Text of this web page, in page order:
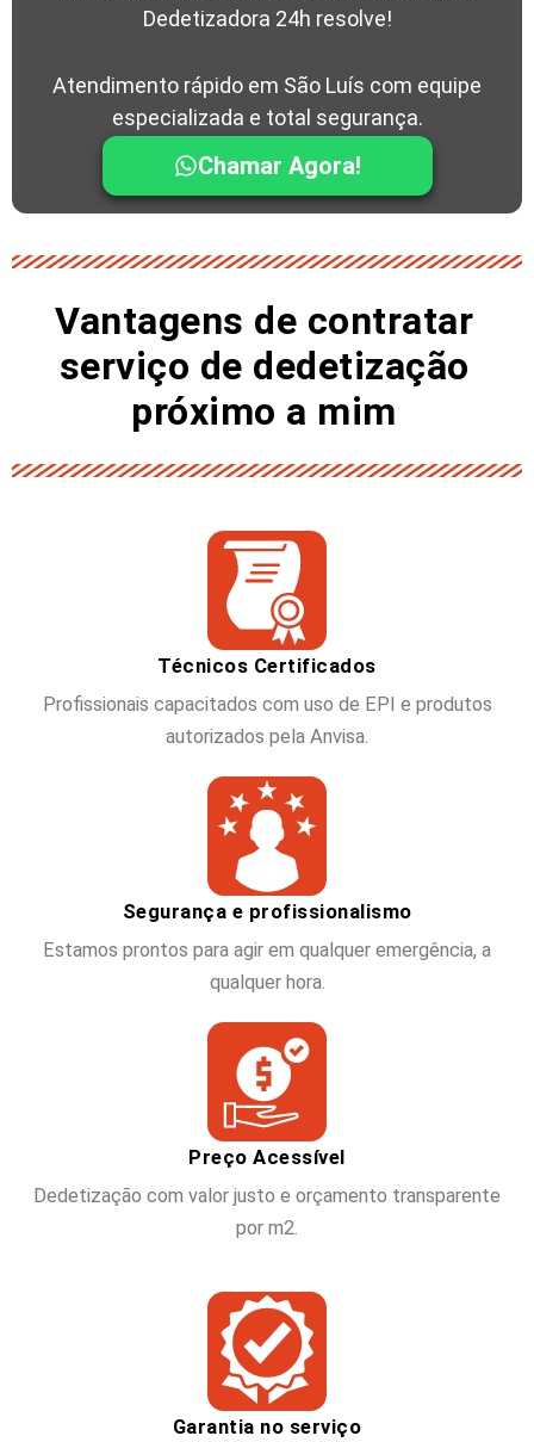
Dedetizadora 24h resolve!
Atendimento rápido em São Luís com equipe
especializada e total segurança.
Chamar Agora!
Vantagens de contratar
serviço de dedetização
próximo a mim
Técnicos Certificados
Profissionais capacitados com uso de EPI e produtos
autorizados pela Anvisa.
Segurança e profissionalismo
Estamos prontos para agir em qualquer emergência, a
qualquer hora.
Preço Acessível
Dedetização com valor justo e orçamento transparente
por m2.
Garantia no serviço